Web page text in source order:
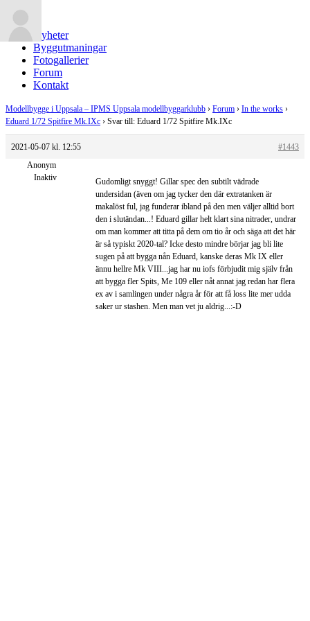
Nyheter
Byggutmaningar
Fotogallerier
Forum
Kontakt
Modellbygge i Uppsala – IPMS Uppsala modellbyggarklubb › Forum › In the works ›
Eduard 1/72 Spitfire Mk.IXc › Svar till: Eduard 1/72 Spitfire Mk.IXc
2021-05-07 kl. 12:55
#1443
Anonym
Inaktiv
Gudomligt snyggt! Gillar spec den subtilt vädrade
undersidan (även om jag tycker den där extratanken är
makalöst ful, jag funderar ibland på den men väljer alltid bort
den i slutändan...! Eduard gillar helt klart sina nitrader, undrar
om man kommer att titta på dem om tio år och säga att det här
är så typiskt 2020-tal? Icke desto mindre börjar jag bli lite
sugen på att bygga nån Eduard, kanske deras Mk IX eller
ännu hellre Mk VIII...jag har nu iofs förbjudit mig själv från
att bygga fler Spits, Me 109 eller nåt annat jag redan har flera
ex av i samlingen under några år för att få loss lite mer udda
saker ur stashen. Men man vet ju aldrig...:-D